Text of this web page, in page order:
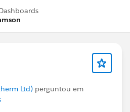
Ltd) perguntou em